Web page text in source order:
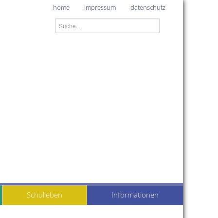
home impressum datenschutz
Schulleben Informationen